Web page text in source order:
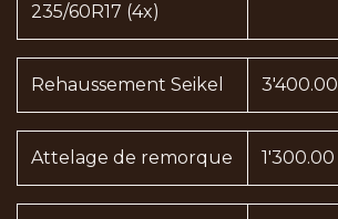
235/60R17 (4x)
Rehaussement Seikel 3'400.00
Attelage de remorque 1'300.00